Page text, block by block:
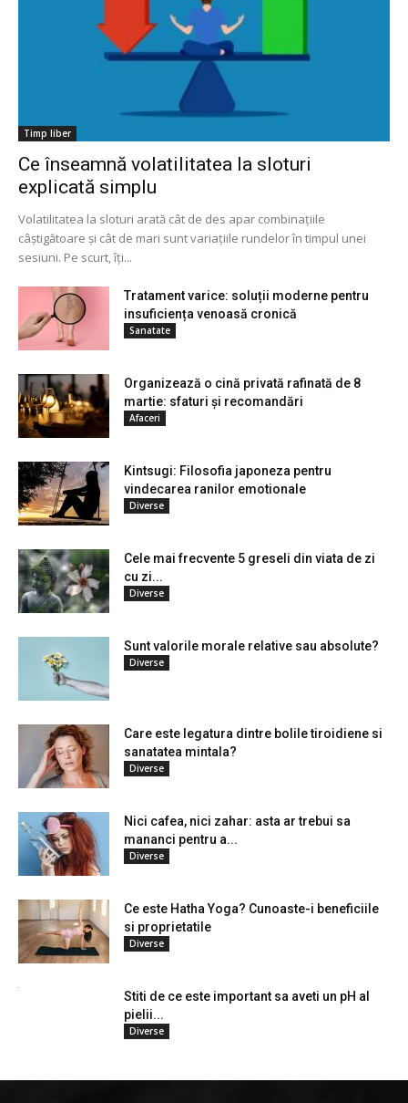
Timp liber
Ce înseamnă volatilitatea la sloturi
explicată simplu
Volatilitatea la sloturi arată cât de des apar combinațiile
câștigătoare și cât de mari sunt variațiile rundelor în timpul unei
sesiuni. Pe scurt, îți...
Tratament varice: soluții moderne pentru
insuficiența venoasă cronică
Sanatate
Organizează o cină privată rafinată de 8
martie: sfaturi și recomandări
Afaceri
Kintsugi: Filosofia japoneza pentru
vindecarea ranilor emotionale
Diverse
Cele mai frecvente 5 greseli din viata de zi
cu zi...
Diverse
Sunt valorile morale relative sau absolute?
Diverse
Care este legatura dintre bolile tiroidiene si
sanatatea mintala?
Diverse
Nici cafea, nici zahar: asta ar trebui sa
mananci pentru a...
Diverse
Ce este Hatha Yoga? Cunoaste-i beneficiile
si proprietatile
Diverse
Stiti de ce este important sa aveti un pH al
pielii...
Diverse